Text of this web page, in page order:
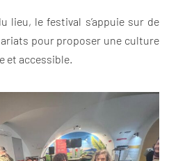
lieu, le festival s’appuie sur de
pour proposer une culture
et accessible.